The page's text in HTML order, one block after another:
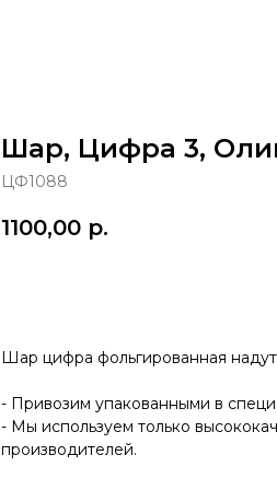
Шар, Цифра 3,
ЦФ1088
1100,00 р.
Шар цифра фольгированная
- Привозим упакованными в
- Мы используем только
производителей.